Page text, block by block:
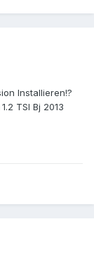
Installieren!?
TSI Bj 2013